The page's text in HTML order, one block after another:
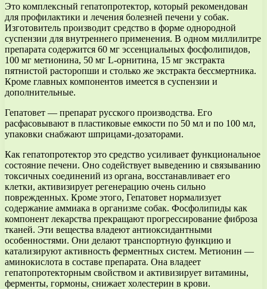
Это комплексный гепатопротектор, который рекомендован
для профилактики и лечения болезней печени у собак.
Изготовитель производит средство в форме однородной
суспензии для внутреннего применения. В одном миллилитре
препарата содержится 60 мг эссенциальных фосфолипидов,
100 мг метионина, 50 мг L-орнитина, 15 мг экстракта
пятнистой расторопши и столько же экстракта бессмертника.
Кроме главных компонентов имеется в суспензии и
дополнительные.
Гепатовет — препарат русского производства. Его
расфасовывают в пластиковые емкости по 50 мл и по 100 мл,
упаковки снабжают шприцами-дозаторами.
Как гепатопротектор это средство усиливает функциональное
состояние печени. Оно содействует выведению и связыванию
токсичных соединений из органа, восстанавливает его
клетки, активизирует регенерацию очень сильно
поврежденных. Кроме этого, Гепатовет нормализует
содержание аммиака в организме собак. Фосфолипиды как
компонент лекарства прекращают прогрессирование фиброза
тканей. Эти вещества владеют антиоксидантными
особенностями. Они делают транспортную функцию и
катализируют активность ферментных систем. Метионин —
аминокислота в составе препарата. Она владеет
гепатопротекторным свойством и активизирует витамины,
ферменты, гормоны, снижает холестерин в крови.